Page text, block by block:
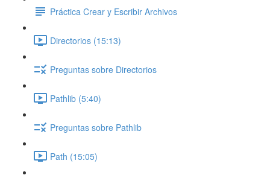
Práctica Crear y Escribir Archivos
Directorios (15:13)
Preguntas sobre Directorios
Pathlib (5:40)
Preguntas sobre Pathlib
Path (15:05)